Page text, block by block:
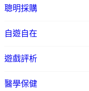
聰明採購
自遊自在
遊戲評析
醫學保健